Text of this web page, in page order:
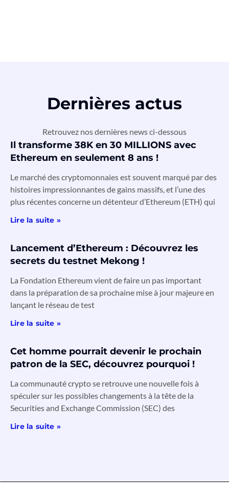
Dernières actus
Retrouvez nos dernières news ci-dessous
Il transforme 38K en 30 MILLIONS avec
Ethereum en seulement 8 ans !
Le marché des cryptomonnaies est souvent marqué par des
histoires impressionnantes de gains massifs, et l’une des
plus récentes concerne un détenteur d’Ethereum (ETH) qui
Lire la suite »
Lancement d’Ethereum : Découvrez les
secrets du testnet Mekong !
La Fondation Ethereum vient de faire un pas important
dans la préparation de sa prochaine mise à jour majeure en
lançant le réseau de test
Lire la suite »
Cet homme pourrait devenir le prochain
patron de la SEC, découvrez pourquoi !
La communauté crypto se retrouve une nouvelle fois à
spéculer sur les possibles changements à la tête de la
Securities and Exchange Commission (SEC) des
Lire la suite »